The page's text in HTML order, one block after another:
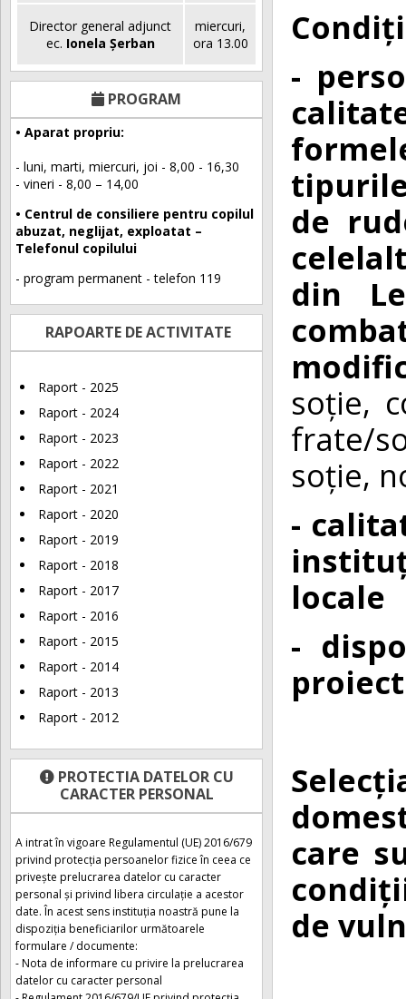
Director general adjunct
ec. Ionela Șerban
miercuri,
ora 13.00
PROGRAM
• Aparat propriu:
- luni, marti, miercuri, joi - 8,00 - 16,30
- vineri - 8,00 – 14,00
• Centrul de consiliere pentru copilul
abuzat, neglijat, exploatat –
Telefonul copilului
- program permanent - telefon 119
RAPOARTE DE ACTIVITATE
Raport - 2025
Raport - 2024
Raport - 2023
Raport - 2022
Raport - 2021
Raport - 2020
Raport - 2019
Raport - 2018
Raport - 2017
Raport - 2016
Raport - 2015
Raport - 2014
Raport - 2013
Raport - 2012
PROTECTIA DATELOR CU
CARACTER PERSONAL
A intrat în vigoare Regulamentul (UE) 2016/679
privind protecția persoanelor fizice în ceea ce
privește prelucrarea datelor cu caracter
personal și privind libera circulație a acestor
date. În acest sens instituția noastră pune la
dispoziția beneficiarilor următoarele
formulare / documente:
- Nota de informare cu privire la prelucrarea
datelor cu caracter personal
-
de
din
soție,
frate/
soție,
-
locale
-
care
de